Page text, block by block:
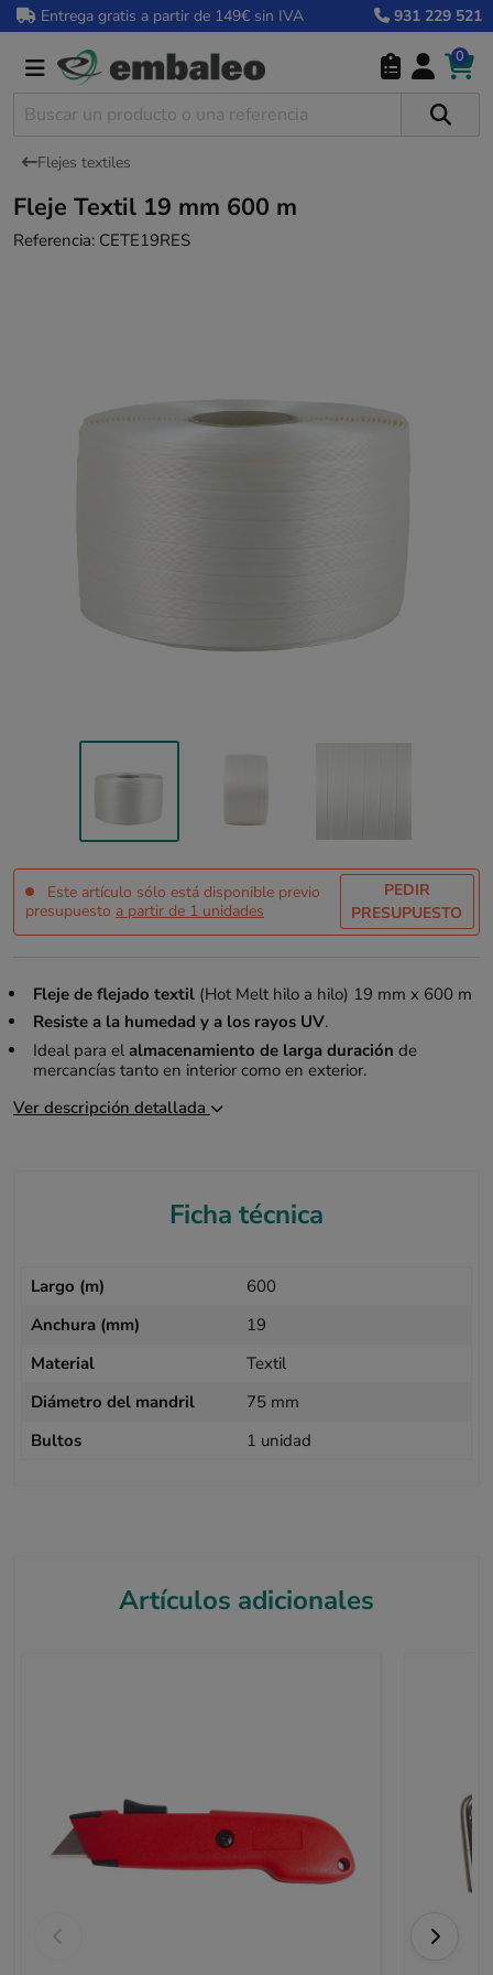
Entrega gratis a partir de 149€ sin IVA 931 229 521
0
Flejes textiles
Fleje Textil 19 mm 600 m
Referencia: CETE19RES
Este artículo sólo está disponible previo
presupuesto a partir de 1 unidades
PEDIR
PRESUPUESTO
Fleje de flejado textil(Hot Melt hilo a hilo) 19 mm x 600 m
Resiste a la humedad y a los rayos UV.
Ideal para elalmacenamiento de larga duración de
mercancías tanto en interior como en exterior.
Ver descripción detallada
Ficha técnica
Largo (m)
600
Anchura (mm)
19
Material
Textil
Diámetro del mandril
75 mm
Bultos
1 unidad
Artículos adicionales